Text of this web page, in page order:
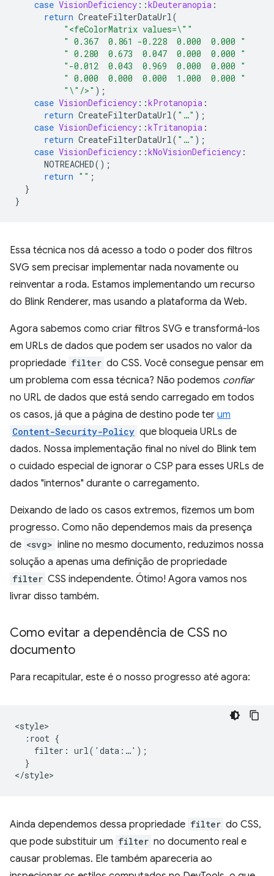
case VisionDeficiency ::kDeuteranopia :
return CreateFilterDataUrl(
"<feColorMatrix values=\" "
" 0.367  0.861 -0.228  0.000  0.000 "
" 0.280  0.673  0.047  0.000  0.000 "
"-0.012  0.043  0.969  0.000  0.000 "
" 0.000  0.000  0.000  1.000  0.000 "
" \" />" );
case VisionDeficiency ::kProtanopia :
return CreateFilterDataUrl( "…" );
case VisionDeficiency ::kTritanopia :
return CreateFilterDataUrl( "…" );
case VisionDeficiency ::kNoVisionDeficiency :
NOTREACHED();
return "" ;
}
}
Essa técnica nos dá acesso a todo o poder dos filtros
SVG sem precisar implementar nada novamente ou
reinventar a roda. Estamos implementando um recurso
do Blink Renderer, mas usando a plataforma da Web.
Agora sabemos como criar filtros SVG e transformá-los
em URLs de dados que podem ser usados no valor da
propriedade filter do CSS. Você consegue pensar em
um problema com essa técnica? Não podemos confiar
no URL de dados que está sendo carregado em todos
os casos, já que a página de destino pode ter um
Content-Security-Policy que bloqueia URLs de
dados. Nossa implementação final no nível do Blink tem
o cuidado especial de ignorar o CSP para esses URLs de
dados "internos" durante o carregamento.
Deixando de lado os casos extremos, fizemos um bom
progresso. Como não dependemos mais da presença
de <svg> inline no mesmo documento, reduzimos nossa
solução a apenas uma definição de propriedade
filter CSS independente. Ótimo! Agora vamos nos
livrar disso também.
Como evitar a dependência de CSS no
documento
Para recapitular, este é o nosso progresso até agora:
<style>
  :root {
    filter: url('data:…');
  }
Ainda dependemos dessa propriedade filter do CSS,
que pode substituir um filter no documento real e
causar problemas. Ele também apareceria ao